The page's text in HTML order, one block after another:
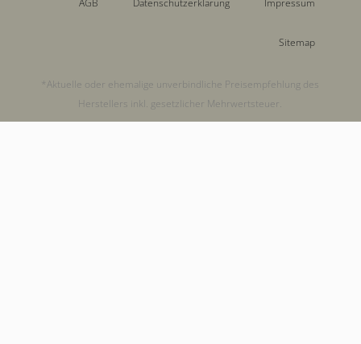
AGB Datenschutzerklärung Impressum
Sitemap
*Aktuelle oder ehemalige unverbindliche Preisempfehlung des
Herstellers inkl. gesetzlicher Mehrwertsteuer.